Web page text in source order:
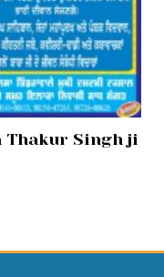
Thakur Singh ji